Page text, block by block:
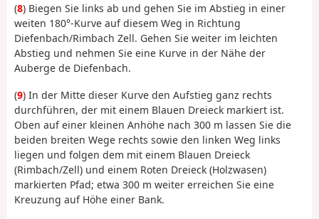
(8) Biegen Sie links ab und gehen Sie im Abstieg in einer
weiten 180°-Kurve auf diesem Weg in Richtung
Diefenbach/Rimbach Zell. Gehen Sie weiter im leichten
Abstieg und nehmen Sie eine Kurve in der Nähe der
Auberge de Diefenbach.
(9) In der Mitte dieser Kurve den Aufstieg ganz rechts
durchführen, der mit einem Blauen Dreieck markiert ist.
Oben auf einer kleinen Anhöhe nach 300 m lassen Sie die
beiden breiten Wege rechts sowie den linken Weg links
liegen und folgen dem mit einem Blauen Dreieck
(Rimbach/Zell) und einem Roten Dreieck (Holzwasen)
markierten Pfad; etwa 300 m weiter erreichen Sie eine
Kreuzung auf Höhe einer Bank.